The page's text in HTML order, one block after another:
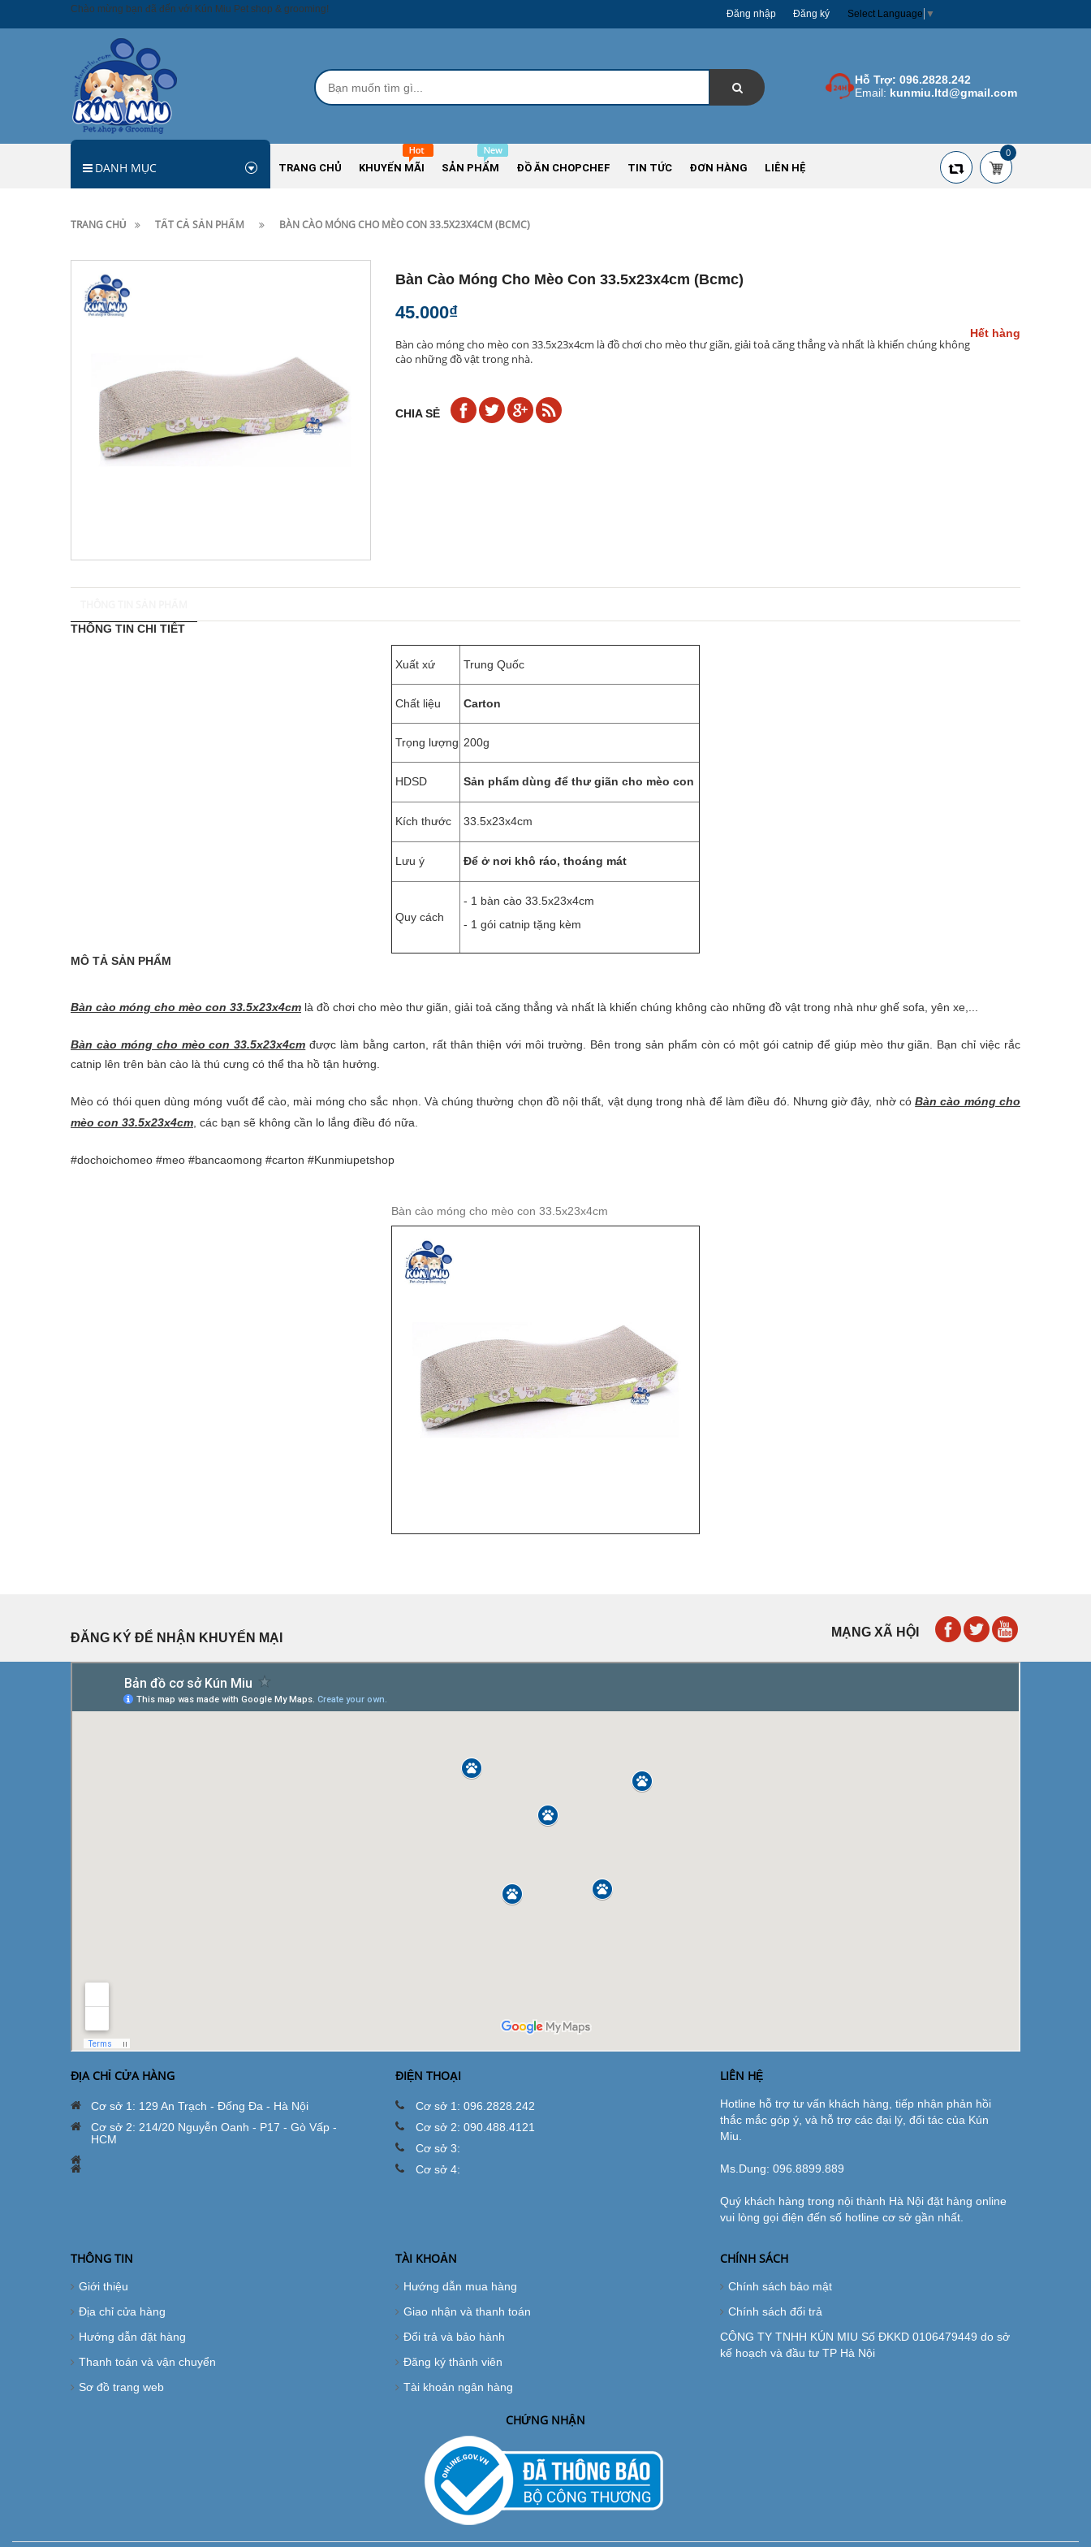
Chào mừng bạn đã đến với Kún Miu Pet shop & grooming! Đăng nhập Đăng ký Select Language ▼
Hỗ Trợ: 096.2828.242
Email: kunmiu.ltd@gmail.com
DANH MỤC TRANG CHỦ KHUYẾN MÃI SẢN PHẨM ĐỒ ĂN CHOPCHEF TIN TỨC ĐƠN HÀNG LIÊN HỆ
0
TRANG CHỦ TẤT CẢ SẢN PHẨM BÀN CÀO MÓNG CHO MÈO CON 33.5X23X4CM (BCMC)
Bàn Cào Móng Cho Mèo Con 33.5x23x4cm (bcmc)
45.000₫
Hết hàng
Bàn cào móng cho mèo con 33.5x23x4cm là đồ chơi cho mèo thư giãn, giải toả căng thẳng và nhất là khiến chúng không
cào những đồ vật trong nhà.
CHIA SẺ
THÔNG TIN CHI TIẾT
Xuất xứ Trung Quốc
Chất liệu Carton
Trọng lượng 200g
HDSD Sản phẩm dùng để thư giãn cho mèo con
Kích thước 33.5x23x4cm
Lưu ý Để ở nơi khô ráo, thoáng mát
Quy cách
- 1 bàn cào 33.5x23x4cm
- 1 gói catnip tặng kèm
MÔ TẢ SẢN PHẨM
Bàn cào móng cho mèo con 33.5x23x4cm là đồ chơi cho mèo thư giãn, giải toả căng thẳng và nhất là khiến chúng không cào những đồ vật trong nhà như ghế sofa, yên xe,...
Bàn cào móng cho mèo con 33.5x23x4cm được làm bằng carton, rất thân thiện với môi trường. Bên trong sản phẩm còn có một gói catnip để giúp mèo thư giãn. Bạn chỉ việc rắc
catnip lên trên bàn cào là thú cưng có thể tha hồ tận hưởng.
Mèo có thói quen dùng móng vuốt để cào, mài móng cho sắc nhọn. Và chúng thường chọn đồ nội thất, vật dụng trong nhà để làm điều đó. Nhưng giờ đây, nhờ cóBàn cào móng cho
mèo con 33.5x23x4cm, các bạn sẽ không cần lo lắng điều đó nữa.
#dochoichomeo #meo #bancaomong #carton #Kunmiupetshop
Bàn cào móng cho mèo con 33.5x23x4cm
ĐĂNG KÝ ĐỂ NHẬN KHUYẾN MẠI MẠNG XÃ HỘI
ĐỊA CHỈ CỬA HÀNG
Cơ sở 1: 129 An Trạch - Đống Đa - Hà Nội
Cơ sở 2: 214/20 Nguyễn Oanh - P17 - Gò Vấp -
HCM
ĐIỆN THOẠI
Cơ sở 1: 096.2828.242
Cơ sở 2: 090.488.4121
Cơ sở 3:
Cơ sở 4:
LIÊN HỆ
Hotline hỗ trợ tư vấn khách hàng, tiếp nhận phản hồi
thắc mắc góp ý, và hỗ trợ các đại lý, đối tác của Kún
Miu.
Ms.Dung: 096.8899.889
Quý khách hàng trong nội thành Hà Nội đặt hàng online
vui lòng gọi điện đến số hotline cơ sở gần nhất.
THÔNG TIN
Giới thiệu
Địa chỉ cửa hàng
Hướng dẫn đặt hàng
Thanh toán và vận chuyển
Sơ đồ trang web
TÀI KHOẢN
Hướng dẫn mua hàng
Giao nhận và thanh toán
Đổi trả và bảo hành
Đăng ký thành viên
Tài khoản ngân hàng
CHÍNH SÁCH
Chính sách bảo mật
Chính sách đổi trả
CÔNG TY TNHH KÚN MIU Số ĐKKD 0106479449 do sở
kế hoạch và đầu tư TP Hà Nội
CHỨNG NHẬN